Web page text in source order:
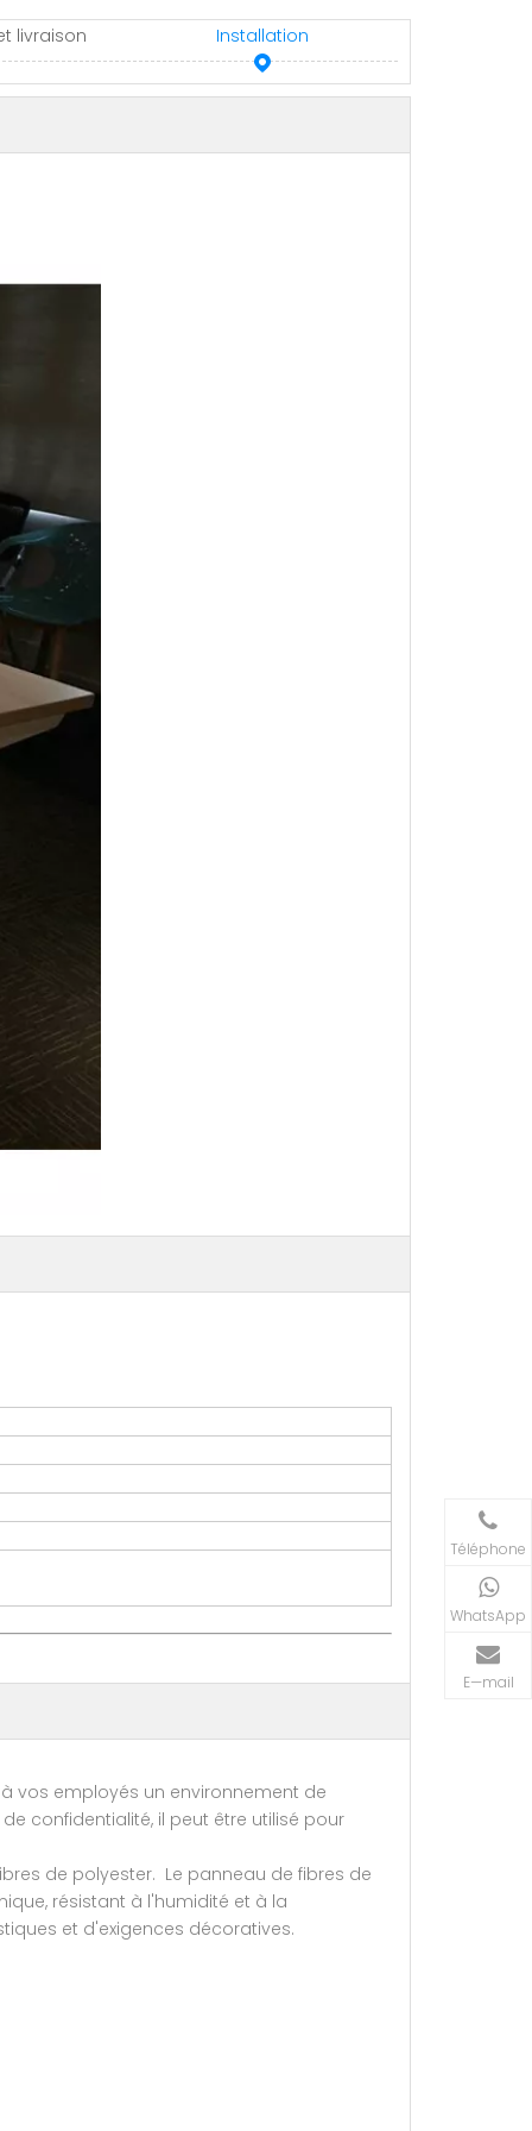
livraison Installation
vos employés un environnement de
confidentialité, il peut être utilisé pour
de polyester. Le panneau de fibres de
résistant à l'humidité et à la
et d'exigences décoratives.
Téléphone
WhatsApp
E—mail